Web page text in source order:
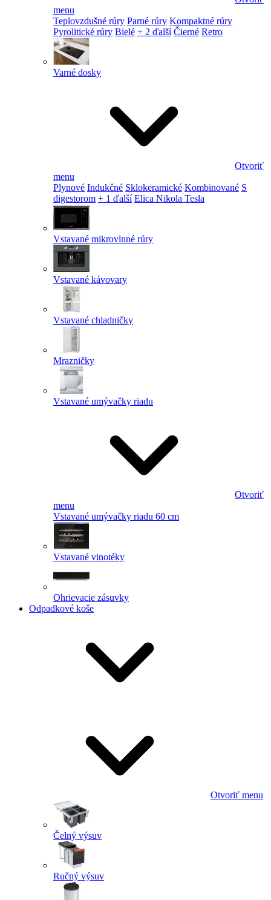
menu
Teplovzdušné rúry Parné rúry Kompaktné rúry
Pyrolitické rúry Bielé + 2 ďalší Čierné Retro
Varné dosky
Otvoriť
menu
Plynové Indukčné Sklokeramické Kombinované S
digestorom + 1 ďalší Elica Nikola Tesla
Vstavané mikrovlnné rúry
Vstavané kávovary
Vstavané chladničky
Mrazničky
Vstavané umývačky riadu
Otvoriť
menu
Vstavané umývačky riadu 60 cm
Vstavané vinotéky
Ohrievacie zásuvky
Odpadkové koše
Otvoriť menu
Čelný výsuv
Ručný výsuv